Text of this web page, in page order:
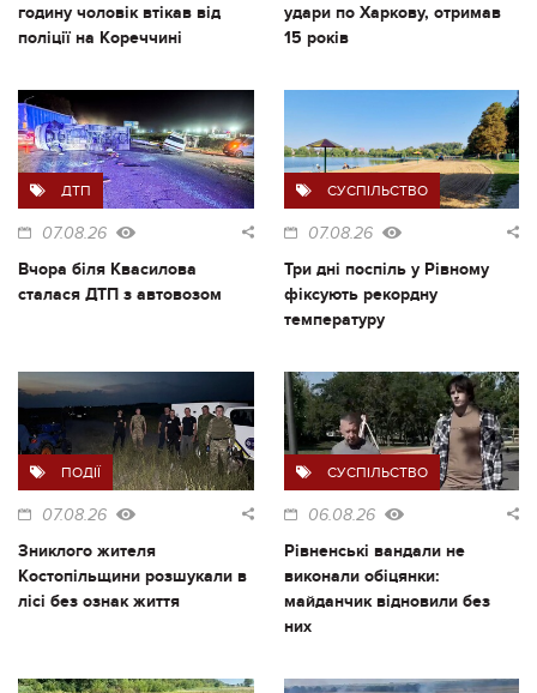
годину чоловік втікав від
поліції на Кореччині
удари по Харкову, отримав
15 років
ДТП
07.08.26
Вчора біля Квасилова
сталася ДТП з автовозом
СУСПІЛЬСТВО
07.08.26
Три дні поспіль у Рівному
фіксують рекордну
температуру
ПОДІЇ
07.08.26
Зниклого жителя
Костопільщини розшукали в
лісі без ознак життя
СУСПІЛЬСТВО
06.08.26
Рівненські вандали не
виконали обіцянки:
майданчик відновили без
них